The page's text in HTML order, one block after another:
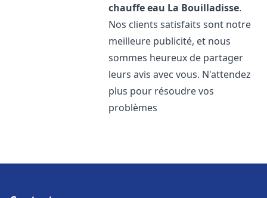
chauffe eau La Bouilladisse.
Nos clients satisfaits sont notre
meilleure publicité, et nous
sommes heureux de partager
leurs avis avec vous. N'attendez
plus pour résoudre vos
problèmes